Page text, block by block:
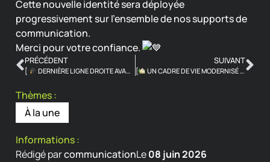
Cette nouvelle identité sera déployée
progressivement sur l’ensemble de nos supports de
communication.
Merci pour votre confiance.
PRÉCÉDENT
[ DERNIÈRE LIGNE DROITE AVANT LE BAC AVEC SCHOOLMOUV ✍ ]
SUIVANT
[ UN CADRE DE VIE MODERNISÉ POUR LES SENIORS À ESTRÉES-SAINT-DENIS !]
Thèmes :
À la une
Informations :
Rédigé parcommunicationLe08 juin 2026